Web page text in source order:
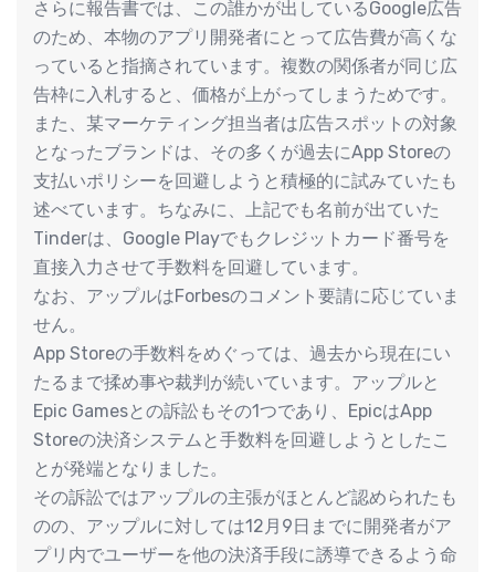
さらに報告書では、この誰かが出しているGoogle広告
のため、本物のアプリ開発者にとって広告費が高くな
っていると指摘されています。複数の関係者が同じ広
告枠に入札すると、価格が上がってしまうためです。
また、某マーケティング担当者は広告スポットの対象
となったブランドは、その多くが過去にApp Storeの
支払いポリシーを回避しようと積極的に試みていたも
述べています。ちなみに、上記でも名前が出ていた
Tinderは、Google Playでもクレジットカード番号を
直接入力させて手数料を回避しています。
なお、アップルはForbesのコメント要請に応じていま
せん。
App Storeの手数料をめぐっては、過去から現在にい
たるまで揉め事や裁判が続いています。アップルと
Epic Gamesとの訴訟もその1つであり、EpicはApp
Storeの決済システムと手数料を回避しようとしたこ
とが発端となりました。
その訴訟ではアップルの主張がほとんど認められたも
のの、アップルに対しては12月9日までに開発者がア
プリ内でユーザーを他の決済手段に誘導できるよう命